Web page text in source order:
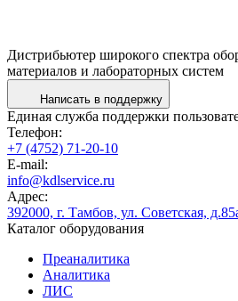
Дистрибьютер широкого спектра
материалов и лабораторных систем
Написать в поддержку
Единая служба поддержки
Телефон:
+7 (4752) 71-20-10
E-mail:
info@kdlservice.ru
Адрес:
392000, г. Тамбов, ул. Советская,
Каталог оборудования
Преаналитика
Аналитика
ЛИС